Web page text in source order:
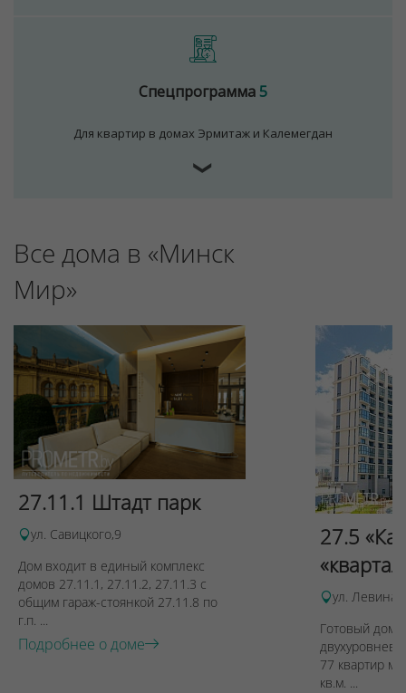
Спецпрограмма5
Для квартир в домах Эрмитаж и Калемегдан
❯
Все дома в «Минск
Мир»
27.11.1 Штадт парк
ул. Савицкого,9
Дом входит в единый комплекс
домов 27.11.1, 27.11.2, 27.11.3 с
общим гараж-стоянкой 27.11.8 по
г.п. ...
Подробнее о доме
27.5
ул. Левина,
Готовый дом
77 квартир
кв.м. ...
используются cookies